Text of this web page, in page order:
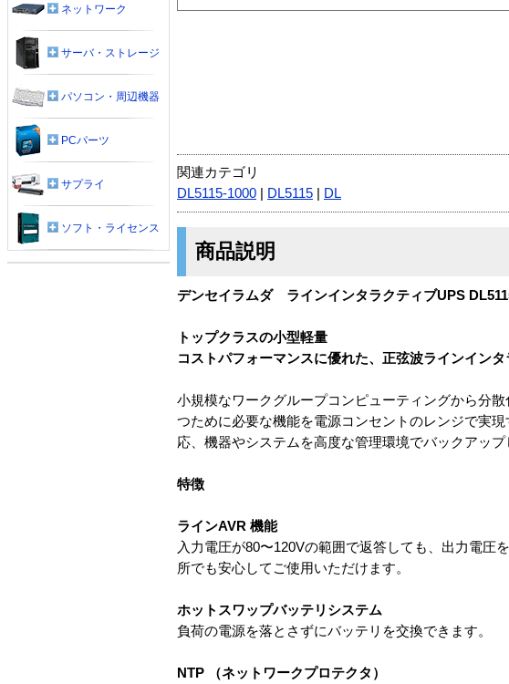
関連カテゴリ
DL5115-1000
DL5115 DL
商品説明
デンセイラムダ ラインインタラクティブUPS
トップクラスの小型軽量
コストパフォーマンスに優れた、正弦波ラインイン
小規模なワークグループコンピューティングから分
つために必要な機能を電源コンセントのレンジで実
応、機器やシステムを高度な管理環境でバックアップ
特徴
ラインAVR 機能
入力電圧が80〜120Vの範囲で返答しても、出力電圧
所でも安心してご使用いただけます。
ホットスワップバッテリシステム
負荷の電源を落とさずにバッテリを交換できます。
NTP （ネットワークプロテクタ）
ネットワーク
サーバ・ストレージ
パソコン・周辺機器
PCパーツ
サプライ
ソフト・ライセンス